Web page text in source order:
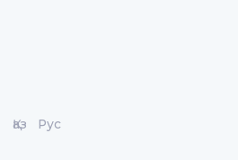
Қаз Рус